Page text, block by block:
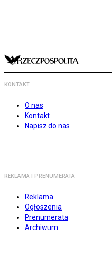
KONTAKT
O nas
Kontakt
Napisz do nas
REKLAMA I PRENUMERATA
Reklama
Ogłoszenia
Prenumerata
Archiwum